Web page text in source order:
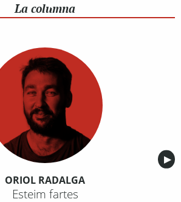
La columna
▶︎
ORIOL RADALGA
Esteim fartes